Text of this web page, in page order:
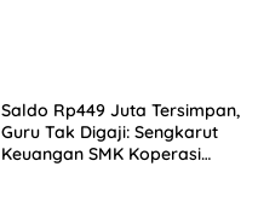
Saldo Rp449 Juta Tersimpan,
Guru Tak Digaji: Sengkarut
Keuangan SMK Koperasi